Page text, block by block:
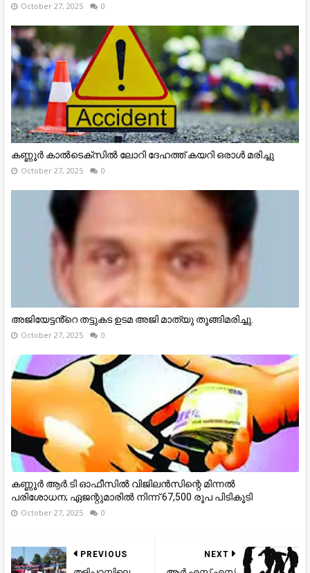
October 27, 2025 0
കണ്ണൂര്‍ കാല്‍ടെക്‌സില്‍ ലോറി ദേഹത്ത് കയറി ഒരാള്‍ മരിച്ചു
October 27, 2025 0
അജിയേട്ടൻ്റെ തട്ടുകട ഉടമ അജി മാത്യു തൂങ്ങിമരിച്ചു.
October 27, 2025 0
കണ്ണൂര്‍ ആര്‍.ടി ഓഫീസില്‍ വിജിലൻസിന്റെ മിന്നല്‍
പരിശോധന; ഏജന്റുമാരില്‍ നിന്ന് 67,500 രൂപ പിടികൂടി
October 27, 2025 0
NEXT
PREVIOUS